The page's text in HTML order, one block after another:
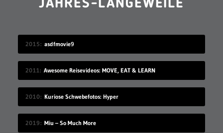
JAHRES-LANGEWEILE
2015 asdfmovie9
2011 Awesome Reisevideos: MOVE, EAT & LEARN
2010 Kuriose Schwebefotos: Hyper
2019 Miu – So Much More